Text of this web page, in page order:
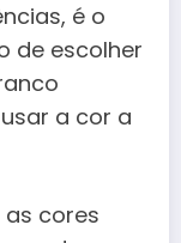
é o
de escolher
a cor a
cores